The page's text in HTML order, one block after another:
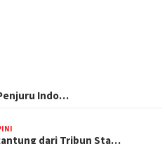
Indo…
dari Tribun Sta…